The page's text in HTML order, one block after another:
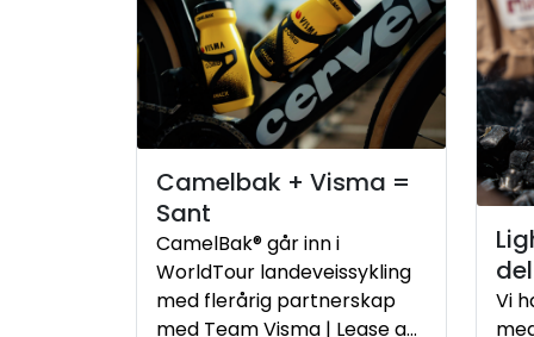
Camelbak + Visma =
Sant
CamelBak® går inn i
WorldTour landeveissykling
med flerårig partnerskap
med Team Visma | Lease a
Vi